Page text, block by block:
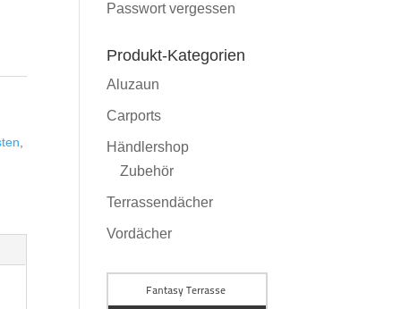
Passwort vergessen
Produkt-Kategorien
Aluzaun
Carports
Händlershop
Zubehör
Terrassendächer
Vordächer